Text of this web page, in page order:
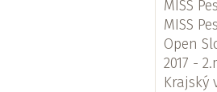
MISS
MISS
Open
2017 -
Krajský